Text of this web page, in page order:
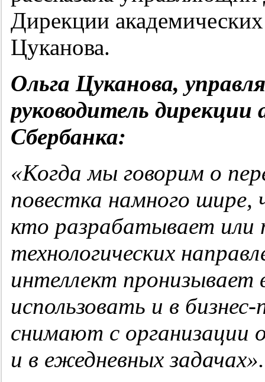
Дирекции
Цуканова.
Ольга Цуканова,
руководитель
Сбербанка:
«Когда мы говорим о
повестка намного шире,
кто разрабатывает
технологических
интеллект
использовать и в
снимают с организации
и в ежедневных задачах».